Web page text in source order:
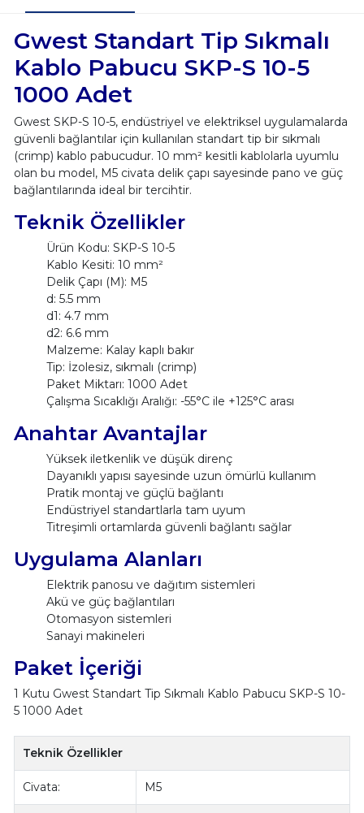
Gwest Standart Tip Sıkmalı
Kablo Pabucu SKP-S 10-5
1000 Adet
Gwest SKP-S 10-5, endüstriyel ve elektriksel uygulamalarda
güvenli bağlantılar için kullanılan standart tip bir sıkmalı
(crimp) kablo pabucudur. 10 mm² kesitli kablolarla uyumlu
olan bu model, M5 civata delik çapı sayesinde pano ve güç
bağlantılarında ideal bir tercihtir.
Teknik Özellikler
Ürün Kodu: SKP-S 10-5
Kablo Kesiti: 10 mm²
Delik Çapı (M): M5
d: 5.5 mm
d1: 4.7 mm
d2: 6.6 mm
Malzeme: Kalay kaplı bakır
Tip: İzolesiz, sıkmalı (crimp)
Paket Miktarı: 1000 Adet
Çalışma Sıcaklığı Aralığı: -55°C ile +125°C arası
Anahtar Avantajlar
Yüksek iletkenlik ve düşük direnç
Dayanıklı yapısı sayesinde uzun ömürlü kullanım
Pratik montaj ve güçlü bağlantı
Endüstriyel standartlarla tam uyum
Titreşimli ortamlarda güvenli bağlantı sağlar
Uygulama Alanları
Elektrik panosu ve dağıtım sistemleri
Akü ve güç bağlantıları
Otomasyon sistemleri
Sanayi makineleri
Paket İçeriği
1 Kutu Gwest Standart Tip Sıkmalı Kablo Pabucu SKP-S 10-
5 1000 Adet
Teknik Özellikler
Civata: M5